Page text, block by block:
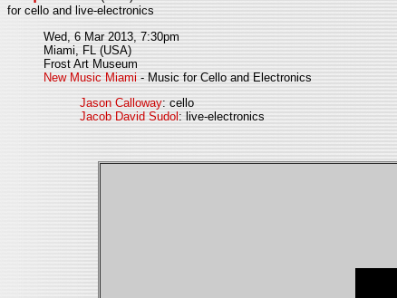
for cello and live-electronics
Wed, 6 Mar 2013, 7:30pm
Miami, FL (USA)
Frost Art Museum
New Music Miami - Music for Cello and Electronics
Jason Calloway: cello
Jacob David Sudol : live-electronics